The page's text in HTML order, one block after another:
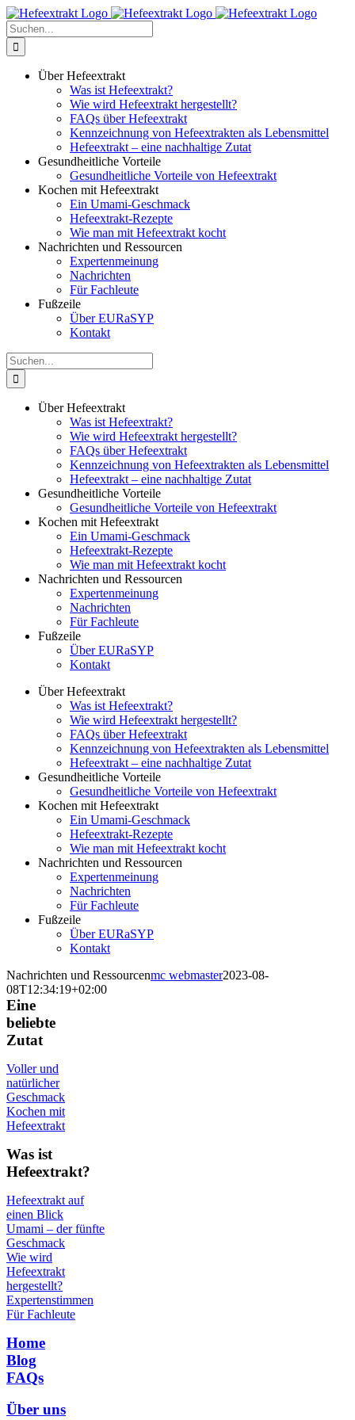
Zum
Inhalt
springen
Suche
nach:
Über Hefeextrakt
Was ist Hefeextrakt?
Wie wird Hefeextrakt hergestellt?
FAQs über Hefeextrakt
Kennzeichnung von Hefeextrakten als Lebensmittel
Hefeextrakt – eine nachhaltige Zutat
Gesundheitliche Vorteile
Gesundheitliche Vorteile von Hefeextrakt
Kochen mit Hefeextrakt
Ein Umami-Geschmack
Hefeextrakt-Rezepte
Wie man mit Hefeextrakt kocht
Nachrichten und Ressourcen
Expertenmeinung
Nachrichten
Für Fachleute
Fußzeile
Über EURaSYP
Kontakt
Suche
nach:
Über Hefeextrakt
Was ist Hefeextrakt?
Wie wird Hefeextrakt hergestellt?
FAQs über Hefeextrakt
Kennzeichnung von Hefeextrakten als Lebensmittel
Hefeextrakt – eine nachhaltige Zutat
Gesundheitliche Vorteile
Gesundheitliche Vorteile von Hefeextrakt
Kochen mit Hefeextrakt
Ein Umami-Geschmack
Hefeextrakt-Rezepte
Wie man mit Hefeextrakt kocht
Nachrichten und Ressourcen
Expertenmeinung
Nachrichten
Für Fachleute
Fußzeile
Über EURaSYP
Kontakt
Über Hefeextrakt
Was ist Hefeextrakt?
Wie wird Hefeextrakt hergestellt?
FAQs über Hefeextrakt
Kennzeichnung von Hefeextrakten als Lebensmittel
Hefeextrakt – eine nachhaltige Zutat
Gesundheitliche Vorteile
Gesundheitliche Vorteile von Hefeextrakt
Kochen mit Hefeextrakt
Ein Umami-Geschmack
Hefeextrakt-Rezepte
Wie man mit Hefeextrakt kocht
Nachrichten und Ressourcen
Expertenmeinung
Nachrichten
Für Fachleute
Fußzeile
Über EURaSYP
Kontakt
Nachrichten und Ressourcenmc webmaster2023-08-
08T12:34:19+02:00
Eine
beliebte
Zutat
Voller und
natürlicher
Geschmack
Kochen mit
Hefeextrakt
Was ist
Hefeextrakt?
Hefeextrakt auf
einen Blick
Umami – der fünfte
Geschmack
Wie wird
Hefeextrakt
hergestellt?
Expertenstimmen
Für Fachleute
Home
Blog
FAQs
Über uns